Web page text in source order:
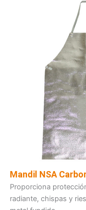
Mandil NSA
Proporciona
radiante, chispas y